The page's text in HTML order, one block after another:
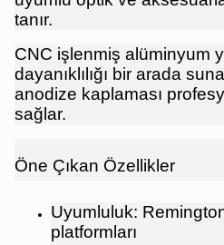
tanır.
CNC işlenmiş alüminyum
dayanıklılığı bir arada
anodize kaplaması
sağlar.
Öne Çıkan Özellikler
Uyumluluk:
platformları